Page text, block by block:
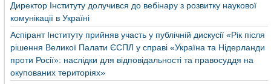
Директор Інституту долучився до вебінару з розвитку наукової
комунікації в Україні
Аспірант Інституту прийняв участь у публічній дискусії «Рік після
рішення Великої Палати ЄСПЛ у справі «Україна та Нідерланди
проти Росії»: наслідки для відповідальності та правосуддя на
окупованих територіях»